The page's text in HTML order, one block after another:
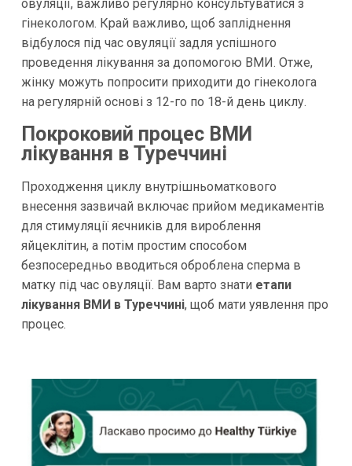
овуляції, важливо регулярно консультуватися з
гінекологом. Край важливо, щоб запліднення
відбулося під час овуляції задля успішного
проведення лікування за допомогою ВМИ. Отже,
жінку можуть попросити приходити до гінеколога
на регулярній основі з 12-го по 18-й день циклу.
Покроковий процес ВМИ
лікування в Туреччині
Проходження циклу внутрішньоматкового
внесення зазвичай включає прийом медикаментів
для стимуляції яєчників для вироблення
яйцеклітин, а потім простим способом
безпосередньо вводиться оброблена сперма в
матку під час овуляції. Вам варто знати етапи
лікування ВМИ в Туреччині, щоб мати уявлення про
процес.